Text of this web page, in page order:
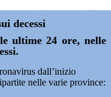
decessi
ultime 24 ore, nelle
dall’inizio
nelle varie province: